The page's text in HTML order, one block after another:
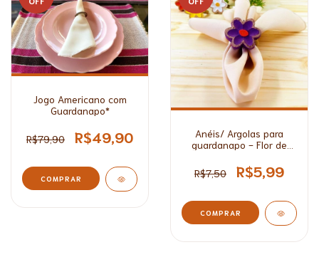
Jogo Americano com
Guardanapo*
R$79,90 R$49,90
COMPRAR
Anéis/ Argolas para
guardanapo - Flor de
R$7,50
R$5,99
COMPRAR